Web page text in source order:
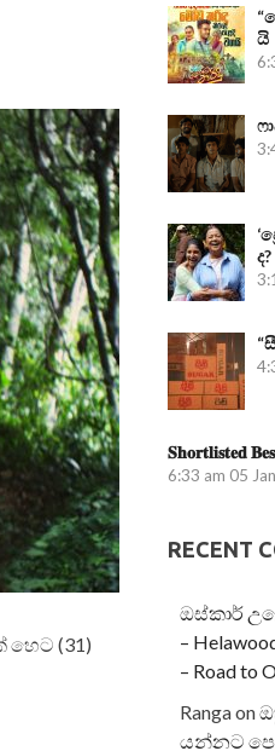
හෙට (31)
යි
ද?
𝐒𝐡𝐨𝐫𝐭𝐥𝐢𝐬𝐭𝐞𝐝
6:33 am 05
RECENT
ඔස්කාර්
–
– Road to
Rangaon
යන්නට